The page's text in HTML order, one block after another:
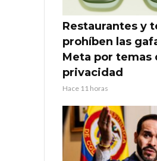
Restaurantes y
prohíben las
Meta por temas
privacidad
Hace 11 horas